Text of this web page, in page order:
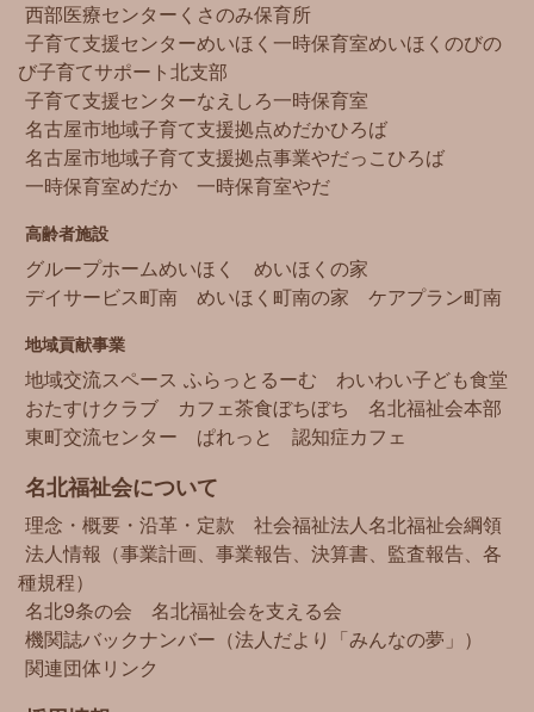
西部医療センター くさのみ保育所
子育て支援センターめいほく 一時保育室めいほく のびの
び子育てサポート北支部
子育て支援センターなえしろ一時保育室
名古屋市地域子育て支援拠点めだかひろば
名古屋市地域子育て支援拠点事業やだっこひろば
一時保育室めだか
一時保育室やだ
高齢者施設
グループホームめいほく
めいほくの家
デイサービス町南
めいほく町南の家 ケアプラン町南
地域貢献事業
地域交流スペース ふらっとるーむ
わいわい子ども食堂
おたすけクラブ
カフェ茶食ぼちぼち
名北福祉会本部
東町交流センター
ぱれっと 認知症カフェ
名北福祉会について
理念・概要・沿革・定款
社会福祉法人名北福祉会綱領
法人情報（事業計画、事業報告、決算書、監査報告、各
種規程）
名北9条の会
名北福祉会を支える会
機関誌バックナンバー（法人だより「みんなの夢」）
関連団体リンク